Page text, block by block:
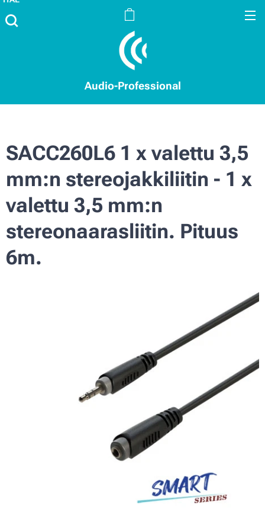
Audio-Professional
SACC260L6 1 x valettu 3,5
mm:n stereojakkiliitin - 1 x
valettu 3,5 mm:n
stereonaarasliitin. Pituus
6m.